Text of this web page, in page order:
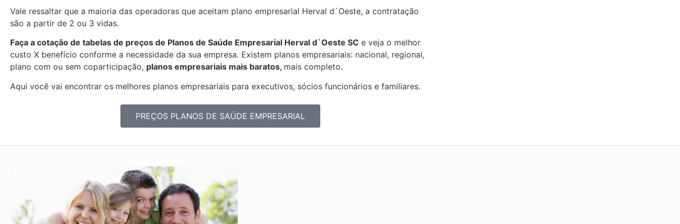
Vale ressaltar que a maioria das operadoras que aceitam plano empresarial Herval d`Oeste, a contratação
são a partir de 2 ou 3 vidas.
Faça a cotação de tabelas de preços de Planos de Saúde Empresarial Herval d`Oeste SC e veja o melhor
custo X benefício conforme a necessidade da sua empresa. Existem planos empresariais: nacional, regional,
plano com ou sem coparticipação, planos empresariais mais baratos, mais completo.
Aqui você vai encontrar os melhores planos empresariais para executivos, sócios funcionários e familiares.
PREÇOS PLANOS DE SAÚDE EMPRESARIAL